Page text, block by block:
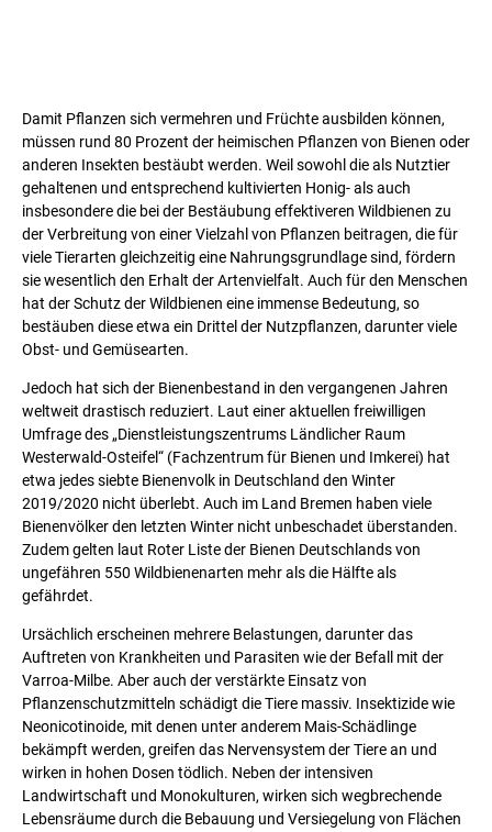
Damit Pflanzen sich vermehren und Früchte ausbilden können,
müssen rund 80 Prozent der heimischen Pflanzen von Bienen oder
anderen Insekten bestäubt werden. Weil sowohl die als Nutztier
gehaltenen und entsprechend kultivierten Honig- als auch
insbesondere die bei der Bestäubung effektiveren Wildbienen zu
der Verbreitung von einer Vielzahl von Pflanzen beitragen, die für
viele Tierarten gleichzeitig eine Nahrungsgrundlage sind, fördern
sie wesentlich den Erhalt der Artenvielfalt. Auch für den Menschen
hat der Schutz der Wildbienen eine immense Bedeutung, so
bestäuben diese etwa ein Drittel der Nutzpflanzen, darunter viele
Obst- und Gemüsearten.
Jedoch hat sich der Bienenbestand in den vergangenen Jahren
weltweit drastisch reduziert. Laut einer aktuellen freiwilligen
Umfrage des „Dienstleistungszentrums Ländlicher Raum
Westerwald-Osteifel“ (Fachzentrum für Bienen und Imkerei) hat
etwa jedes siebte Bienenvolk in Deutschland den Winter
2019/2020 nicht überlebt. Auch im Land Bremen haben viele
Bienenvölker den letzten Winter nicht unbeschadet überstanden.
Zudem gelten laut Roter Liste der Bienen Deutschlands von
ungefähren 550 Wildbienenarten mehr als die Hälfte als
gefährdet.
Ursächlich erscheinen mehrere Belastungen, darunter das
Auftreten von Krankheiten und Parasiten wie der Befall mit der
Varroa-Milbe. Aber auch der verstärkte Einsatz von
Pflanzenschutzmitteln schädigt die Tiere massiv. Insektizide wie
Neonicotinoide, mit denen unter anderem Mais-Schädlinge
bekämpft werden, greifen das Nervensystem der Tiere an und
wirken in hohen Dosen tödlich. Neben der intensiven
Landwirtschaft und Monokulturen, wirken sich wegbrechende
Lebensräume durch die Bebauung und Versiegelung von Flächen